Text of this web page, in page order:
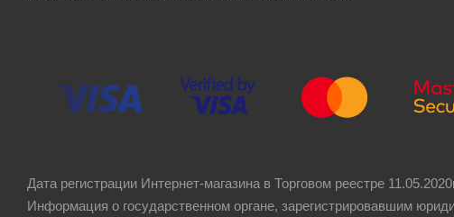
Дата регистрации Интернет-магазина в Торговом реестре
Информация о государственном органе, зарегистрировавшим